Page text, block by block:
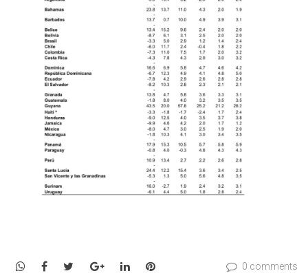
WhatsApp
Facebook
TwitterGoogle+LinkedInPinterest 0 comments